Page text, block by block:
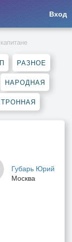
Вход
РАЗНОЕ
НАРОДНАЯ
Губарь Юрий
Москва